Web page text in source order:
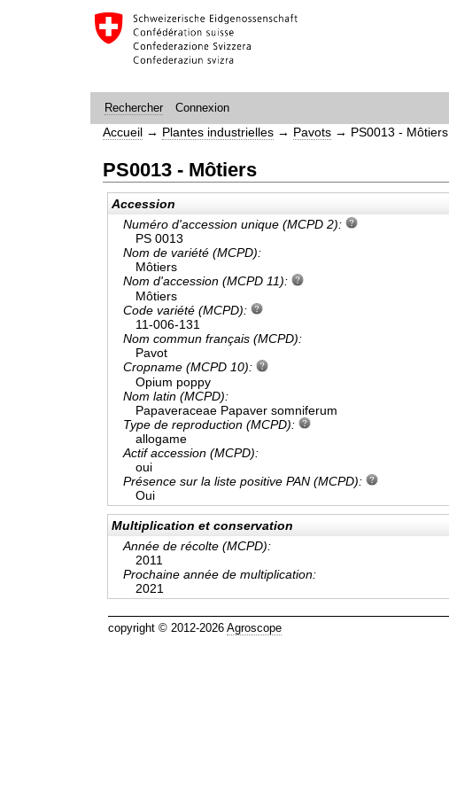
Rechercher Connexion
Accueil → Plantes industrielles → Pavots → PS0013 - Môtiers
PS0013 - Môtiers
Accession
Numéro d'accession unique (MCPD 2):
PS 0013
Nom de variété (MCPD):
Môtiers
Nom d'accession (MCPD 11):
Môtiers
Code variété (MCPD):
11-006-131
Nom commun français (MCPD):
Pavot
Cropname (MCPD 10):
Opium poppy
Nom latin (MCPD):
Papaveraceae Papaver somniferum
Type de reproduction (MCPD):
allogame
Actif accession (MCPD):
oui
Présence sur la liste positive PAN (MCPD):
Oui
Multiplication et conservation
Année de récolte (MCPD):
2011
Prochaine année de multiplication:
2021
copyright © 2012-2026 Agroscope